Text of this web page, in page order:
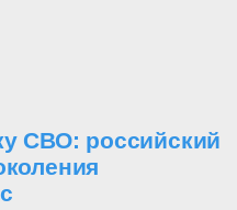
СВО: российский